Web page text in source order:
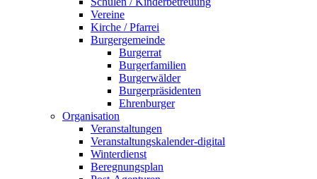
Vereine
Kirche / Pfarrei
Burgergemeinde
Burgerrat
Burgerfamilien
Burgerwälder
Burgerpräsidenten
Ehrenburger
Organisation
Veranstaltungen
Veranstaltungskalender-digital
Winterdienst
Beregnungsplan